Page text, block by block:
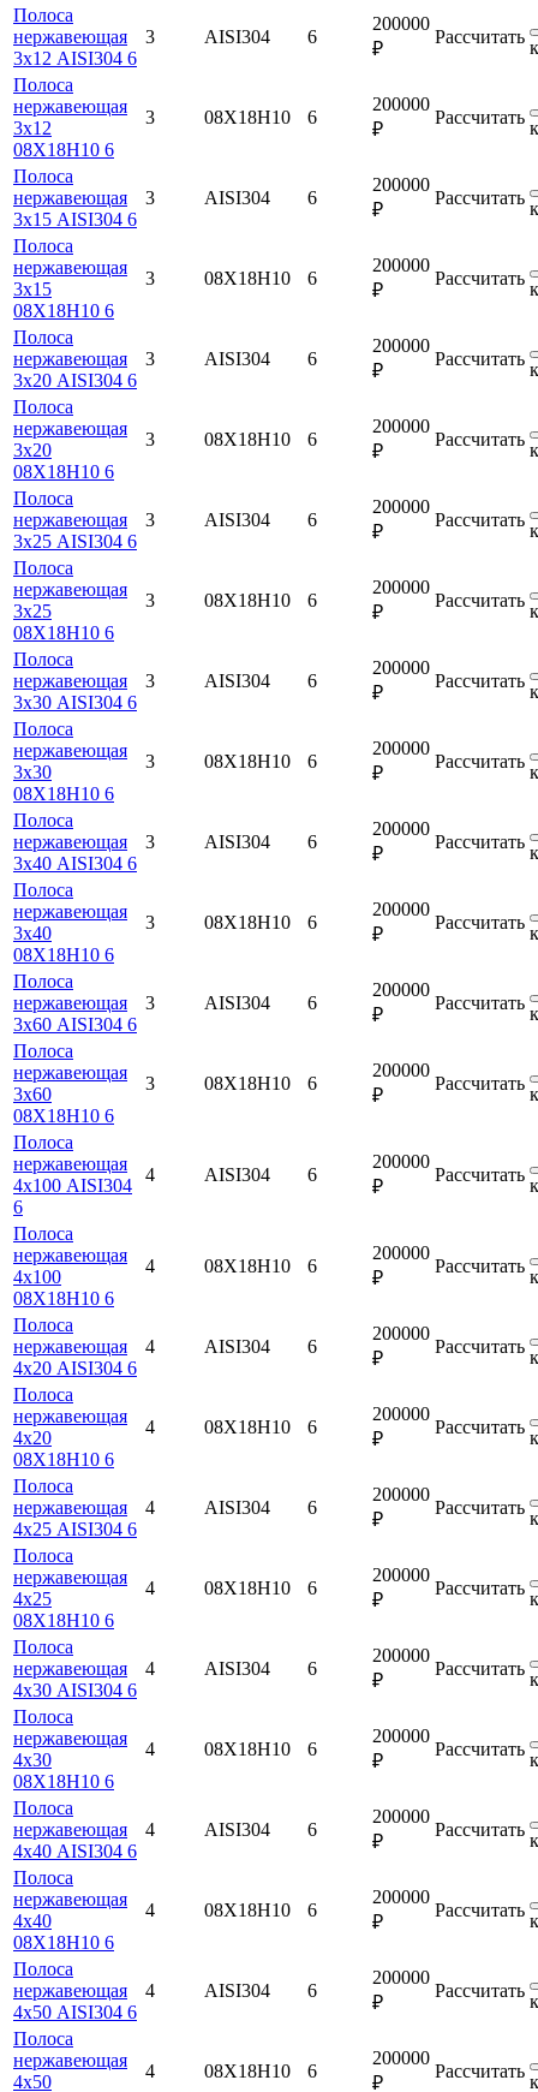
Полоса
нержавеющая
3х12 AISI304 6
3 AISI304 6
200000
₽
Рассчитать
Полоса
нержавеющая
3х12
08Х18Н10 6
3 08Х18Н10 6
200000
₽
Рассчитать
Полоса
нержавеющая
3х15 AISI304 6
3 AISI304 6
200000
₽
Рассчитать
Полоса
нержавеющая
3х15
08Х18Н10 6
3 08Х18Н10 6
200000
₽
Рассчитать
Полоса
нержавеющая
3х20 AISI304 6
3 AISI304 6
200000
₽
Рассчитать
Полоса
нержавеющая
3х20
08Х18Н10 6
3 08Х18Н10 6
200000
₽
Рассчитать
Полоса
нержавеющая
3х25 AISI304 6
3 AISI304 6
200000
₽
Рассчитать
Полоса
нержавеющая
3х25
08Х18Н10 6
3 08Х18Н10 6
200000
₽
Рассчитать
Полоса
нержавеющая
3х30 AISI304 6
3 AISI304 6
200000
₽
Рассчитать
Полоса
нержавеющая
3х30
08Х18Н10 6
3 08Х18Н10 6
200000
₽
Рассчитать
Полоса
нержавеющая
3х40 AISI304 6
3 AISI304 6
200000
₽
Рассчитать
Полоса
нержавеющая
3х40
08Х18Н10 6
3 08Х18Н10 6
200000
₽
Рассчитать
Полоса
нержавеющая
3х60 AISI304 6
3 AISI304 6
200000
₽
Рассчитать
Полоса
нержавеющая
3х60
08Х18Н10 6
3 08Х18Н10 6
200000
₽
Рассчитать
Полоса
нержавеющая
4х100 AISI304
6
4 AISI304 6
200000
₽
Рассчитать
Полоса
нержавеющая
4х100
08Х18Н10 6
4 08Х18Н10 6
200000
₽
Рассчитать
Полоса
нержавеющая
4х20 AISI304 6
4 AISI304 6
200000
₽
Рассчитать
Полоса
нержавеющая
4х20
08Х18Н10 6
4 08Х18Н10 6
200000
₽
Рассчитать
Полоса
нержавеющая
4х25 AISI304 6
4 AISI304 6
200000
₽
Рассчитать
Полоса
нержавеющая
4х25
08Х18Н10 6
4 08Х18Н10 6
200000
₽
Рассчитать
Полоса
нержавеющая
4х30 AISI304 6
4 AISI304 6
200000
₽
Рассчитать
Полоса
нержавеющая
4х30
08Х18Н10 6
4 08Х18Н10 6
200000
₽
Рассчитать
Полоса
нержавеющая
4х40 AISI304 6
4 AISI304 6
200000
₽
Рассчитать
Полоса
нержавеющая
4х40
08Х18Н10 6
4 08Х18Н10 6
200000
₽
Рассчитать
Полоса
нержавеющая
4х50 AISI304 6
4 AISI304 6
200000
₽
Рассчитать
Полоса
нержавеющая
4х50
4 08Х18Н10 6
200000
₽
Рассчитать